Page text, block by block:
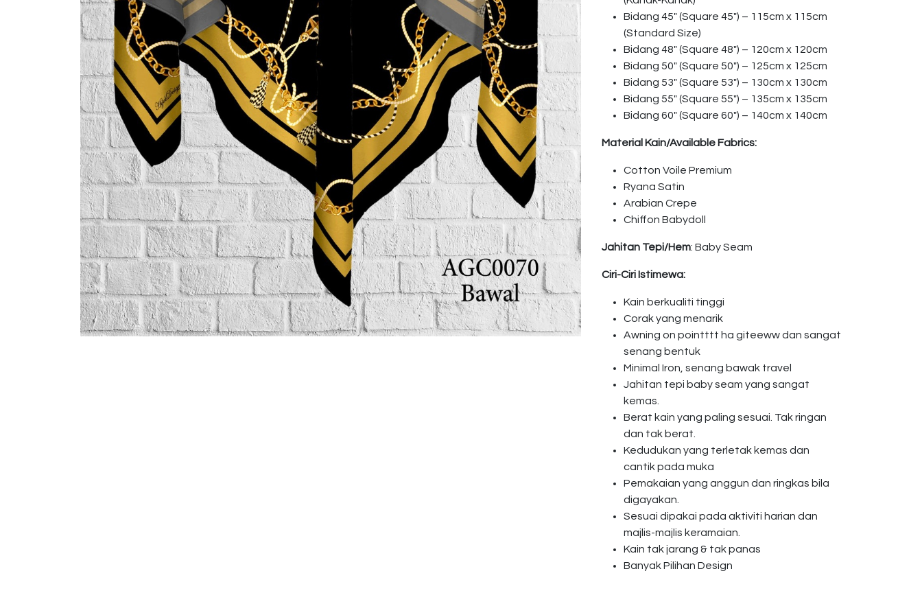
Bidang 45″ (Square 45″) – 115cm x 115cm
(Standard Size)
Bidang 48″ (Square 48″) – 120cm x 120cm
Bidang 50″ (Square 50″) – 125cm x 125cm
Bidang 53″ (Square 53″) – 130cm x 130cm
Bidang 55″ (Square 55″) – 135cm x 135cm
Bidang 60″ (Square 60″) – 140cm x 140cm
Material Kain/Available Fabrics:
Cotton Voile Premium
Ryana Satin
Arabian Crepe
Chiffon Babydoll
Jahitan Tepi/Hem: Baby Seam
Ciri-Ciri Istimewa:
Kain berkualiti tinggi
Corak yang menarik
Awning on pointttt ha giteeww dan sangat
senang bentuk
Minimal Iron, senang bawak travel
Jahitan tepi baby seam yang sangat
kemas.
Berat kain yang paling sesuai. Tak ringan
dan tak berat.
Kedudukan yang terletak kemas dan
cantik pada muka
Pemakaian yang anggun dan ringkas bila
digayakan.
Sesuai dipakai pada aktiviti harian dan
majlis-majlis keramaian.
Kain tak jarang & tak panas
Banyak Pilihan Design